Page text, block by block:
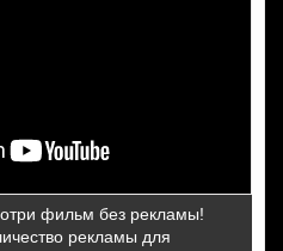
фильм без рекламы!
рекламы для